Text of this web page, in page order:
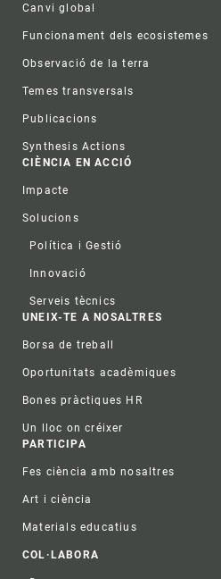
Canvi global
Funcionament dels ecosistemes
Observació de la terra
Temes transversals
Publicacions
Synthesis Actions
CIÈNCIA EN ACCIÓ
Impacte
Solucions
Política i Gestió
Innovació
Serveis tècnics
UNEIX-TE A NOSALTRES
Borsa de treball
Oportunitats acadèmiques
Bones pràctiques HR
Un lloc on créixer
PARTICIPA
Fes ciència amb nosaltres
Art i ciència
Materials educatius
COL·LABORA